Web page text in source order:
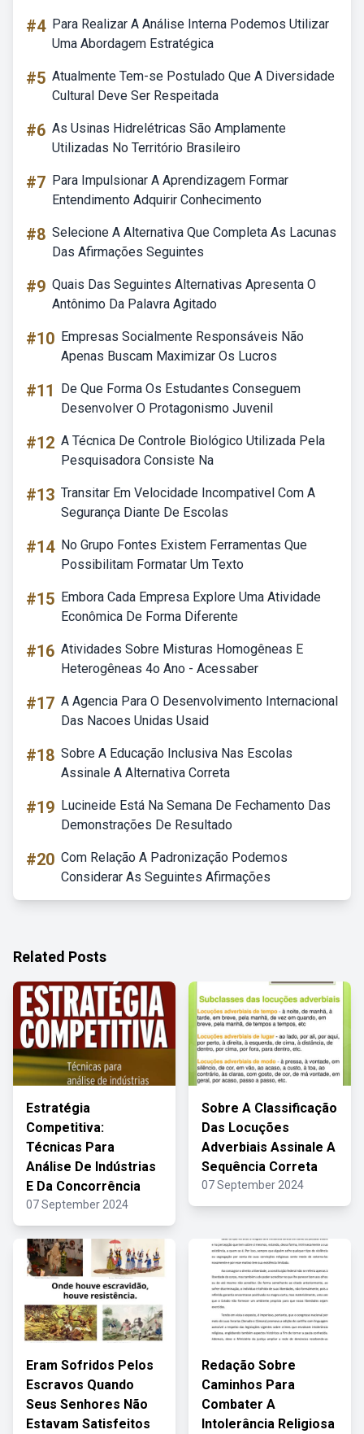
#4 Para Realizar A Análise Interna Podemos Utilizar
Uma Abordagem Estratégica
#5 Atualmente Tem-se Postulado Que A Diversidade
Cultural Deve Ser Respeitada
#6 As Usinas Hidrelétricas São Amplamente
Utilizadas No Território Brasileiro
#7 Para Impulsionar A Aprendizagem Formar
Entendimento Adquirir Conhecimento
#8 Selecione A Alternativa Que Completa As Lacunas
Das Afirmações Seguintes
#9 Quais Das Seguintes Alternativas Apresenta O
Antônimo Da Palavra Agitado
#10 Empresas Socialmente Responsáveis Não
Apenas Buscam Maximizar Os Lucros
#11
De Que Forma Os Estudantes Conseguem
Desenvolver O Protagonismo Juvenil
#12 A Técnica De Controle Biológico Utilizada Pela
Pesquisadora Consiste Na
#13 Transitar Em Velocidade Incompativel Com A
Segurança Diante De Escolas
#14 No Grupo Fontes Existem Ferramentas Que
Possibilitam Formatar Um Texto
#15 Embora Cada Empresa Explore Uma Atividade
Econômica De Forma Diferente
#16 Atividades Sobre Misturas Homogêneas E
Heterogêneas 4o Ano - Acessaber
#17 A Agencia Para O Desenvolvimento Internacional
Das Nacoes Unidas Usaid
#18 Sobre A Educação Inclusiva Nas Escolas
Assinale A Alternativa Correta
#19 Lucineide Está Na Semana De Fechamento Das
Demonstrações De Resultado
#20 Com Relação A Padronização Podemos
Considerar As Seguintes Afirmações
Related Posts
Estratégia
Competitiva:
Técnicas Para
Análise De Indústrias
E Da Concorrência
07 September 2024
Sobre A Classificação
Das Locuções
Adverbiais Assinale A
Sequência Correta
07 September 2024
Eram Sofridos Pelos
Escravos Quando
Seus Senhores Não
Estavam Satisfeitos
Redação Sobre
Caminhos Para
Combater A
Intolerância Religiosa